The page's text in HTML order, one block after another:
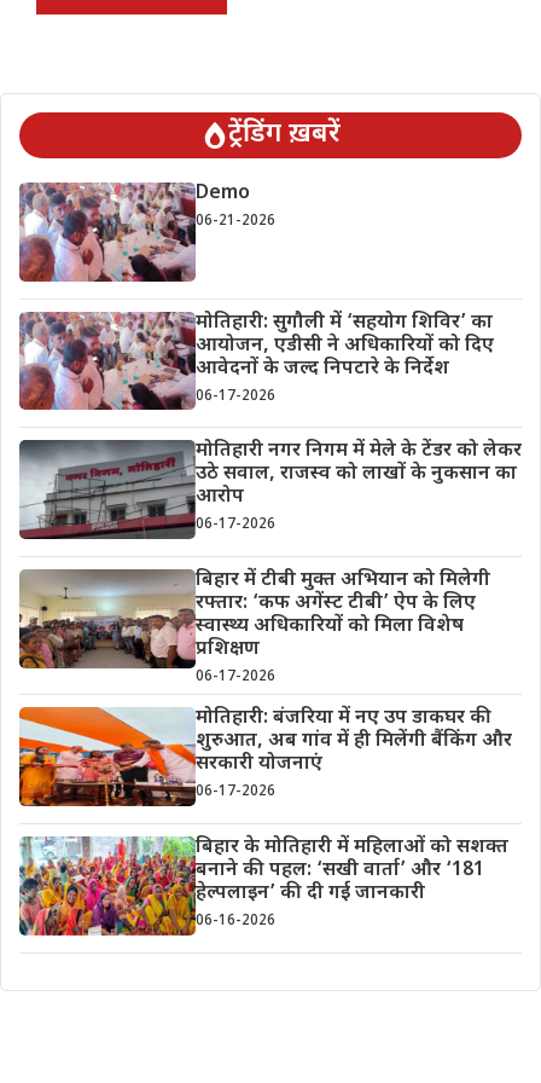
ट्रेंडिंग ख़बरें
Demo
06-21-2026
मोतिहारी: सुगौली में ‘सहयोग शिविर’ का
आयोजन, एडीसी ने अधिकारियों को दिए
आवेदनों के जल्द निपटारे के निर्देश
06-17-2026
मोतिहारी नगर निगम में मेले के टेंडर को लेकर
उठे सवाल, राजस्व को लाखों के नुकसान का
आरोप
06-17-2026
बिहार में टीबी मुक्त अभियान को मिलेगी
रफ्तार: ‘कफ अगेंस्ट टीबी’ ऐप के लिए
स्वास्थ्य अधिकारियों को मिला विशेष
प्रशिक्षण
06-17-2026
मोतिहारी: बंजरिया में नए उप डाकघर की
शुरुआत, अब गांव में ही मिलेंगी बैंकिंग और
सरकारी योजनाएं
06-17-2026
बिहार के मोतिहारी में महिलाओं को सशक्त
बनाने की पहल: ‘सखी वार्ता’ और ‘181
हेल्पलाइन’ की दी गई जानकारी
06-16-2026